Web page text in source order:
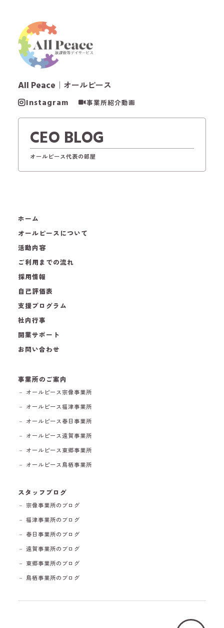
All Peace ｜オールピース
Instagram 事業所紹介動画
CEO BLOG
オールピース代表の部屋
ホーム
オールピースについて
活動内容
ご利用までの流れ
採用情報
自己評価表
支援プログラム
社内行事
開業サポート
お問い合わせ
事業所のご案内
－ オールピース宗像事業所
－ オールピース福津事業所
－ オールピース春日事業所
－ オールピース遠賀事業所
－ オールピース東郷事業所
－ オールピース鳥栖事業所
スタッフブログ
－ 宗像事業所のブログ
－ 福津事業所のブログ
－ 春日事業所のブログ
－ 遠賀事業所のブログ
－ 東郷事業所のブログ
－ 鳥栖事業所のブログ